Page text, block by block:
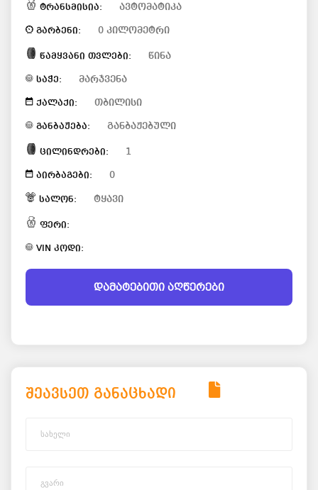
ტრანსმისია: ავტომატიკა
გარბენი: 0 კილომეტრი
წამყვანი თვლები: წინა
საჭე: მარჯვენა
ქალაქი: თბილისი
განბაჟება: განბაჟებული
ცილინდრები: 1
აირბაგები: 0
სალონ: ტყავი
ფერი:
VIN კოდი:
დამატებითი აღწერები
შეავსეთ განაცხადი